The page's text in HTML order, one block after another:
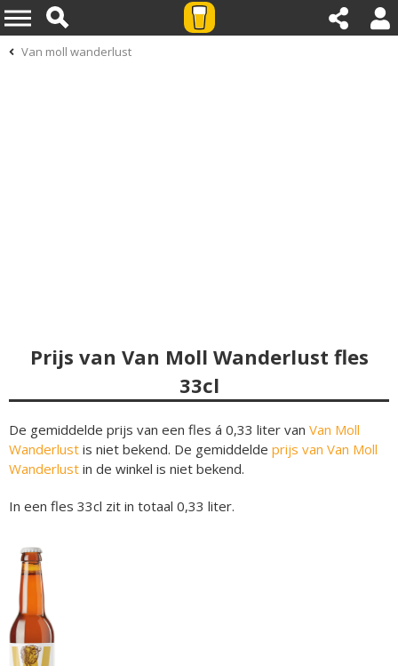
Van moll wanderlust
Prijs van Van Moll Wanderlust fles
33cl
De gemiddelde prijs van een fles á 0,33 liter van Van Moll
Wanderlust is niet bekend. De gemiddelde prijs van Van Moll
Wanderlust in de winkel is niet bekend.
In een fles 33cl zit in totaal 0,33 liter.